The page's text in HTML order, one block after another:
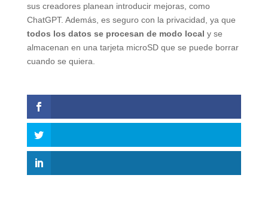
sus creadores planean introducir mejoras, como
ChatGPT. Además, es seguro con la privacidad, ya que
todos los datos se procesan de modo local y se
almacenan en una tarjeta microSD que se puede borrar
cuando se quiera.